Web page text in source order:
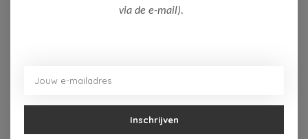
-50%
via de e-mail).
Inschrijven